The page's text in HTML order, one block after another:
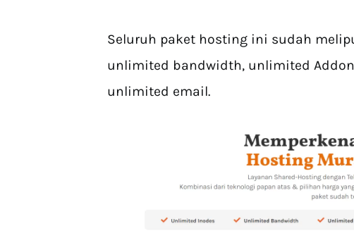
Seluruh paket hosting ini sudah
unlimited bandwidth, unlimited
unlimited email.